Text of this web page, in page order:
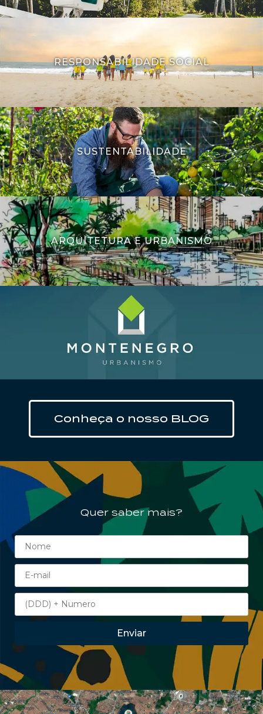
RESPONSABILIDADE SOCIAL
SUSTENTABILIDADE
ARQUITETURA E URBANISMO
Clique aqui
Conheça o nosso BLOG
Quer saber mais?
Enviar